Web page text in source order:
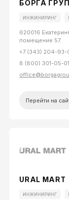
БОРГА
ИНЖИНИРИНГ
620016
помещение 57.
+7 (343) 204-93-
8 (800) 301-05-01
Перейти на
URAL MART
ИНЖИНИРИНГ